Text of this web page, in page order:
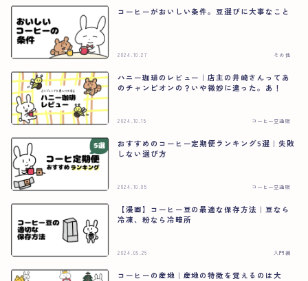
コーヒーがおいしい条件。豆選びに大事なこと
2024.10.27 その他
ハニー珈琲のレビュー｜店主の井崎さんってあ
のチャンピオンの？いや微妙に違った。あ！
2024.10.15 コーヒー豆通販
おすすめのコーヒー定期便ランキング5選｜失敗
しない選び方
2024.10.05 コーヒー豆通販
【漫画】コーヒー豆の最適な保存方法｜豆なら
冷凍、粉なら冷暗所
2024.09.26 入門編
コーヒーの産地｜産地の特徴を覚えるのは大